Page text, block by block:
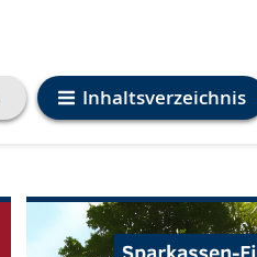
Inhaltsverzeichnis